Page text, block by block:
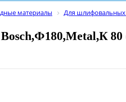
материалы Для
80